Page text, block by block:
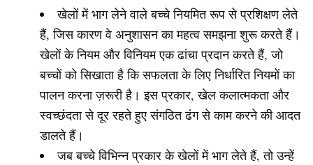
खेलों में भाग लेने वाले बच्चे नियमित रूप से प्रशिक्षण लेते
हैं, जिस कारण वे अनुशासन का महत्व समझना शुरू करते हैं।
खेलों के नियम और विनियम एक ढांचा प्रदान करते हैं, जो
बच्चों को सिखाता है कि सफलता के लिए निर्धारित नियमों का
पालन करना ज़रूरी है। इस प्रकार, खेल कलात्मकता और
स्वच्छंदता से दूर रहते हुए संगठित ढंग से काम करने की आदत
डालते हैं।
जब बच्चे विभिन्न प्रकार के खेलों में भाग लेते हैं, तो उन्हें